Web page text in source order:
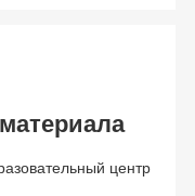
центр